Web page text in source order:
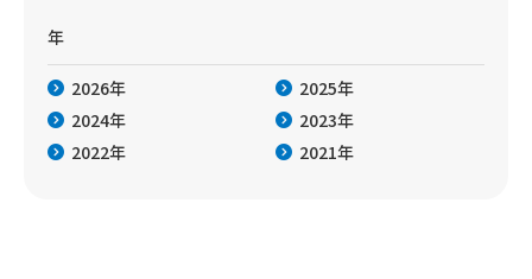
年
2026年
2025年
2024年
2023年
2022年
2021年